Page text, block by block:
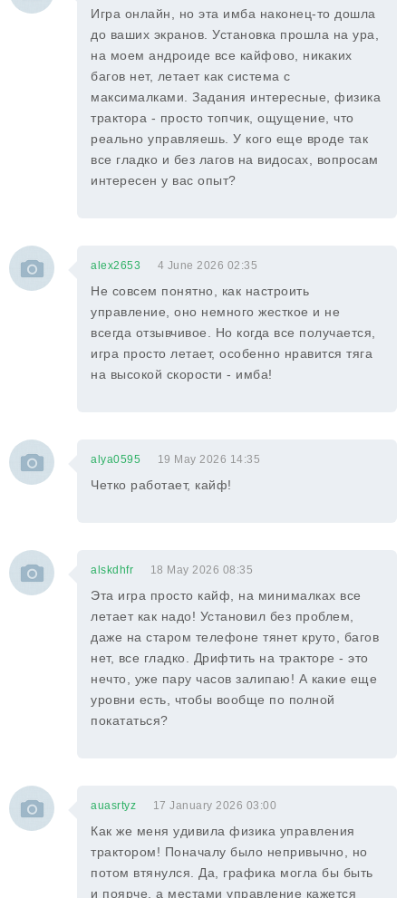
Игра онлайн, но эта имба наконец-то дошла
до ваших экранов. Установка прошла на ура,
на моем андроиде все кайфово, никаких
багов нет, летает как система с
максималками. Задания интересные, физика
трактора - просто топчик, ощущение, что
реально управляешь. У кого еще вроде так
все гладко и без лагов на видосах, вопросам
интересен у вас опыт?
alex2653 4 June 2026 02:35
Не совсем понятно, как настроить
управление, оно немного жесткое и не
всегда отзывчивое. Но когда все получается,
игра просто летает, особенно нравится тяга
на высокой скорости - имба!
alya0595 19 May 2026 14:35
Четко работает, кайф!
alskdhfr 18 May 2026 08:35
Эта игра просто кайф, на минималках все
летает как надо! Установил без проблем,
даже на старом телефоне тянет круто, багов
нет, все гладко. Дрифтить на тракторе - это
нечто, уже пару часов залипаю! А какие еще
уровни есть, чтобы вообще по полной
покататься?
auasrtyz 17 January 2026 03:00
Как же меня удивила физика управления
трактором! Поначалу было непривычно, но
потом втянулся. Да, графика могла бы быть
и поярче, а местами управление кажется